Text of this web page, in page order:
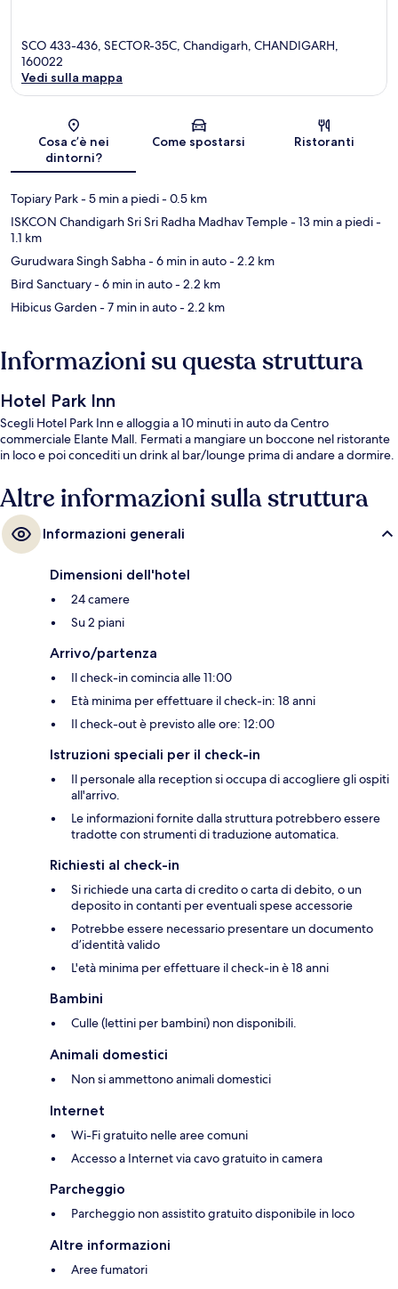
SCO 433-436, SECTOR-35C, Chandigarh, CHANDIGARH,
160022
Vedi sulla mappa
Cosa c’è nei
dintorni?
Come spostarsi Ristoranti
Topiary Park- 5 min a piedi- 0.5 km
ISKCON Chandigarh Sri Sri Radha Madhav Temple- 13 min a piedi-
1.1 km
Gurudwara Singh Sabha- 6 min in auto- 2.2 km
Bird Sanctuary- 6 min in auto- 2.2 km
Hibicus Garden- 7 min in auto- 2.2 km
Informazioni su questa struttura
Hotel Park Inn
Scegli Hotel Park Inn e alloggia a 10 minuti in auto da Centro
commerciale Elante Mall. Fermati a mangiare un boccone nel ristorante
in loco e poi concediti un drink al bar/lounge prima di andare a dormire.
Altre informazioni sulla struttura
Informazioni generali
Dimensioni dell'hotel
24 camere
Su 2 piani
Arrivo/partenza
Il check-in comincia alle 11:00
Età minima per effettuare il check-in: 18 anni
Il check-out è previsto alle ore: 12:00
Istruzioni speciali per il check-in
Il personale alla reception si occupa di accogliere gli ospiti
all'arrivo.
Le informazioni fornite dalla struttura potrebbero essere
tradotte con strumenti di traduzione automatica.
Richiesti al check-in
Si richiede una carta di credito o carta di debito, o un
deposito in contanti per eventuali spese accessorie
Potrebbe essere necessario presentare un documento
d’identità valido
L'età minima per effettuare il check-in è 18 anni
Bambini
Culle (lettini per bambini) non disponibili.
Animali domestici
Non si ammettono animali domestici
Internet
Wi-Fi gratuito nelle aree comuni
Accesso a Internet via cavo gratuito in camera
Parcheggio
Parcheggio non assistito gratuito disponibile in loco
Altre informazioni
Aree fumatori